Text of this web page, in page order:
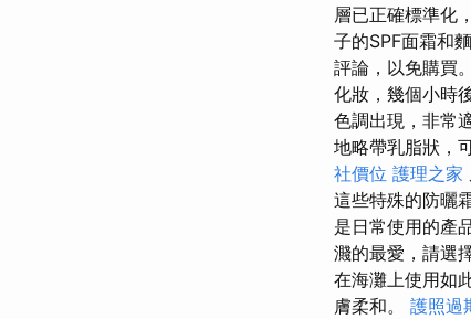
層已正確標準化
子的SPF面霜和
評論，以免購買。
化妝，幾個小時
色調出現，非常
地略帶乳脂狀，
社價位 護理之家
這些特殊的防曬
是日常使用的產
濺的最愛，請選
在海灘上使用如
膚柔和。 護照過